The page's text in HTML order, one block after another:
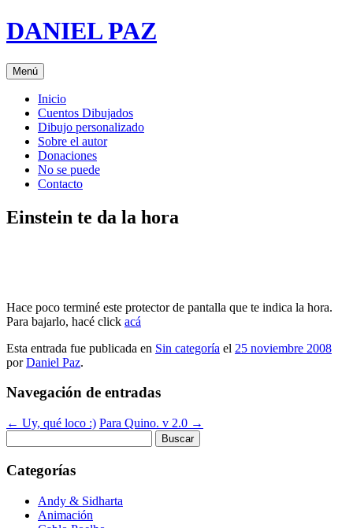
Saltar
al
DANIEL PAZ
Menú
Inicio
Cuentos Dibujados
Dibujo personalizado
Sobre el autor
Donaciones
No se puede
Contacto
Einstein te da la hora
Hace poco terminé este protector de pantalla que te indica la hora.
Para bajarlo, hacé click acá
Esta entrada fue publicada en Sin categoría el 25 noviembre 2008
porDaniel Paz.
Navegación de entradas
← Uy, qué loco :) Para Quino. v 2.0 →
Categorías
Andy & Sidharta
Animación